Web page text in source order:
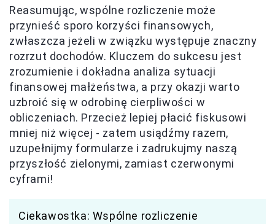
Reasumując, wspólne rozliczenie może
przynieść sporo korzyści finansowych,
zwłaszcza jeżeli w związku występuje znaczny
rozrzut dochodów. Kluczem do sukcesu jest
zrozumienie i dokładna analiza sytuacji
finansowej małżeństwa, a przy okazji warto
uzbroić się w odrobinę cierpliwości w
obliczeniach. Przecież lepiej płacić fiskusowi
mniej niż więcej - zatem usiądźmy razem,
uzupełnijmy formularze i zadrukujmy naszą
przyszłość zielonymi, zamiast czerwonymi
cyframi!
Ciekawostka: Wspólne rozliczenie